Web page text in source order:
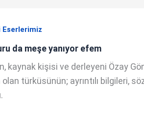
Eserlerimiz
da meşe yanıyor efem
kaynak kişisi ve derleyeni Özay
türküsünün; ayrıntılı bilgileri,